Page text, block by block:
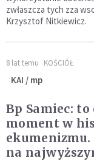
zwłaszcza tych zza
Krzysztof Nitkiewicz.
8 lat temu KOŚCIÓŁ
KAI / mp
Bp Samiec:
moment w
ekumenizmu.
na